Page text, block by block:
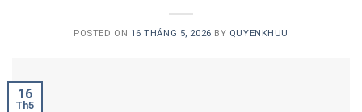
POSTED ON 16 THÁNG 5, 2026 BY QUYENKHUU
16
Th5